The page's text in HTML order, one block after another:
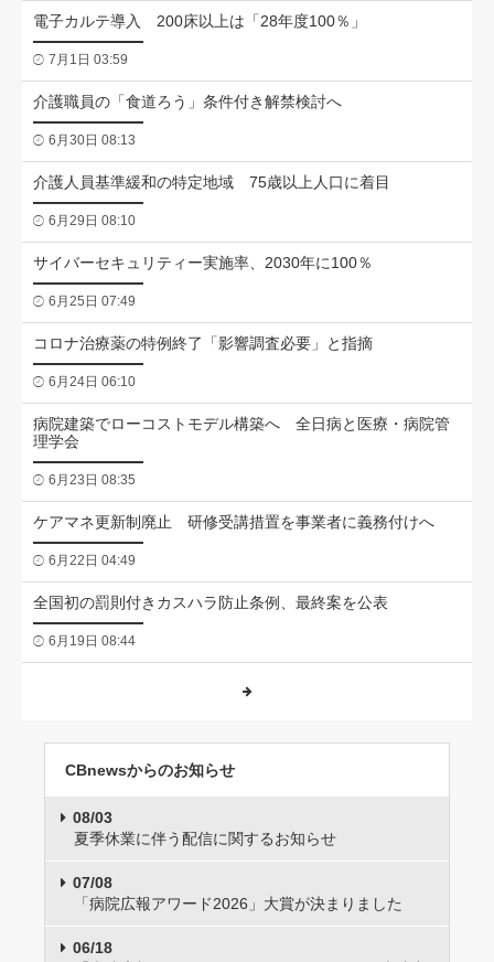
電子カルテ導入 200床以上は「28年度100％」
7月1日 03:59
介護職員の「食道ろう」条件付き解禁検討へ
6月30日 08:13
介護人員基準緩和の特定地域 75歳以上人口に着目
6月29日 08:10
サイバーセキュリティー実施率、2030年に100％
6月25日 07:49
コロナ治療薬の特例終了「影響調査必要」と指摘
6月24日 06:10
病院建築でローコストモデル構築へ 全日病と医療・病院管
理学会
6月23日 08:35
ケアマネ更新制廃止 研修受講措置を事業者に義務付けへ
6月22日 04:49
全国初の罰則付きカスハラ防止条例、最終案を公表
6月19日 08:44
CBnewsからのお知らせ
08/03
夏季休業に伴う配信に関するお知らせ
07/08
「病院広報アワード2026」大賞が決まりました
06/18